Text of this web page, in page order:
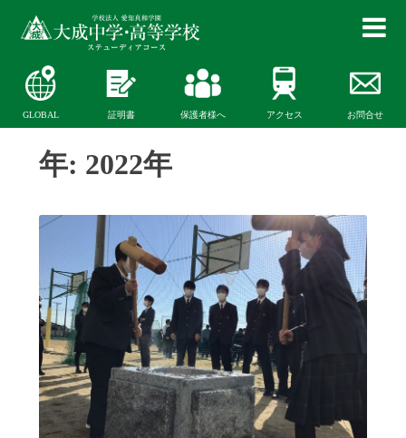
GLOBAL 証明書 保護者様へ アクセス お問合せ
年: 2022年